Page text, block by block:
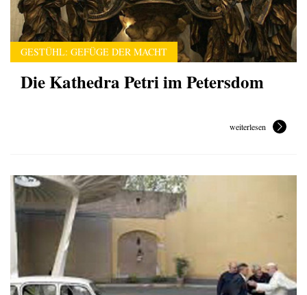
GESTÜHL: GEFÜGE DER MACHT
Die Kathedra Petri im Petersdom
weiterlesen